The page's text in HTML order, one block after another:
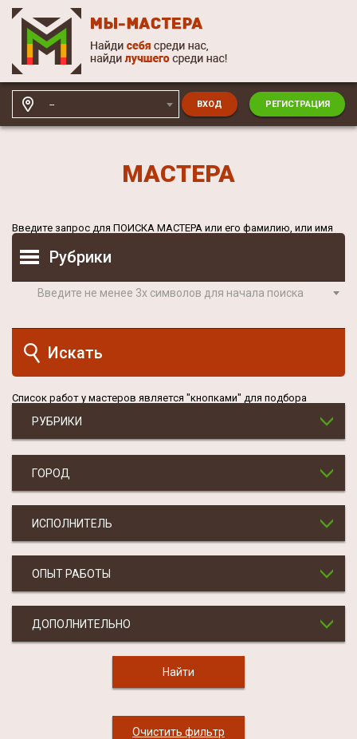
-- ВХОД РЕГИСТРАЦИЯ
МАСТЕРА
Введите запрос для ПОИСКА МАСТЕРА или его фамилию, или имя
Рубрики
Введите не менее 3х символов для начала поиска
Список работ у мастеров является "кнопками" для подбора
РУБРИКИ
ГОРОД
ИСПОЛНИТЕЛЬ
ОПЫТ РАБОТЫ
ДОПОЛНИТЕЛЬНО
Очистить фильтр